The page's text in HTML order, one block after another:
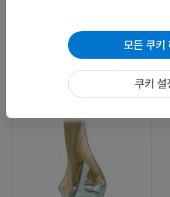
모든 쿠키
쿠키 설